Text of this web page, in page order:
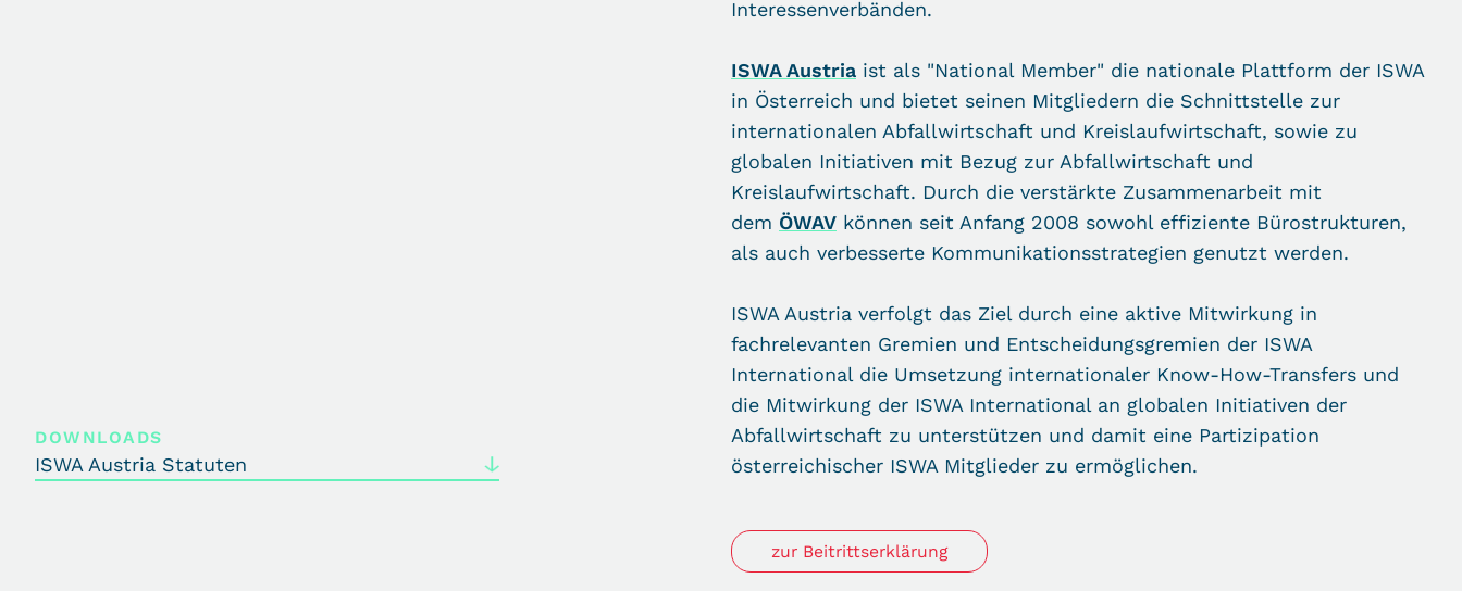
DOWNLOADS
ISWA Austria Statuten
Interessenverbänden.
ISWA Austria ist als "National Member" die nationale Plattform der ISWA
in Österreich und bietet seinen Mitgliedern die Schnittstelle zur
internationalen Abfallwirtschaft und Kreislaufwirtschaft, sowie zu
globalen Initiativen mit Bezug zur Abfallwirtschaft und
Kreislaufwirtschaft. Durch die verstärkte Zusammenarbeit mit
dem ÖWAV können seit Anfang 2008 sowohl effiziente Bürostrukturen,
als auch verbesserte Kommunikationsstrategien genutzt werden.
ISWA Austria verfolgt das Ziel durch eine aktive Mitwirkung in
fachrelevanten Gremien und Entscheidungsgremien der ISWA
International die Umsetzung internationaler Know-How-Transfers und
die Mitwirkung der ISWA International an globalen Initiativen der
Abfallwirtschaft zu unterstützen und damit eine Partizipation
österreichischer ISWA Mitglieder zu ermöglichen.
zur Beitrittserklärung